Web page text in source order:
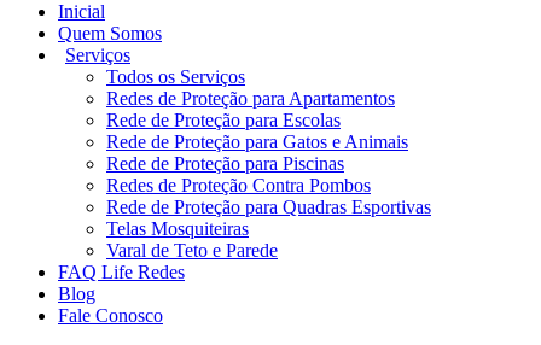
Inicial
Quem Somos
Serviços
Todos os Serviços
Redes de Proteção para Apartamentos
Rede de Proteção para Escolas
Rede de Proteção para Gatos e Animais
Rede de Proteção para Piscinas
Redes de Proteção Contra Pombos
Rede de Proteção para Quadras Esportivas
Telas Mosquiteiras
Varal de Teto e Parede
FAQ Life Redes
Blog
Fale Conosco